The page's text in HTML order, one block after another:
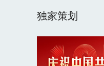
独家策划